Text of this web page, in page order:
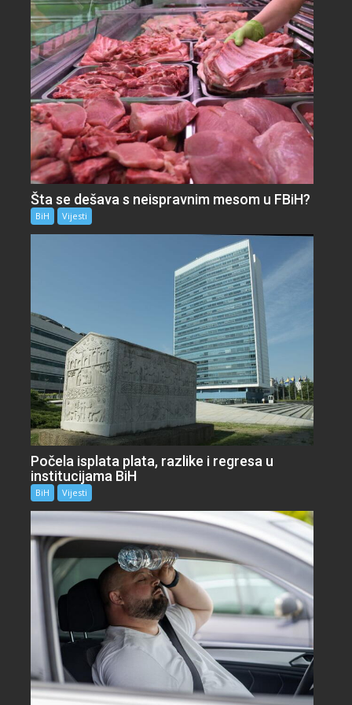
Šta se dešava s neispravnim mesom u FBiH?
BiH Vijesti
Počela isplata plata, razlike i regresa u
institucijama BiH
BiH Vijesti